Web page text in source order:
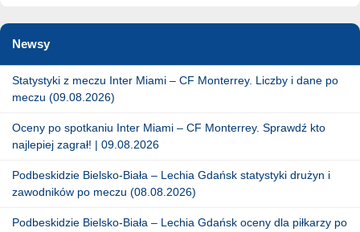
Newsy
Statystyki z meczu Inter Miami – CF Monterrey. Liczby i dane po
meczu (09.08.2026)
Oceny po spotkaniu Inter Miami – CF Monterrey. Sprawdź kto
najlepiej zagrał! | 09.08.2026
Podbeskidzie Bielsko-Biała – Lechia Gdańsk statystyki drużyn i
zawodników po meczu (08.08.2026)
Podbeskidzie Bielsko-Biała – Lechia Gdańsk oceny dla piłkarzy po